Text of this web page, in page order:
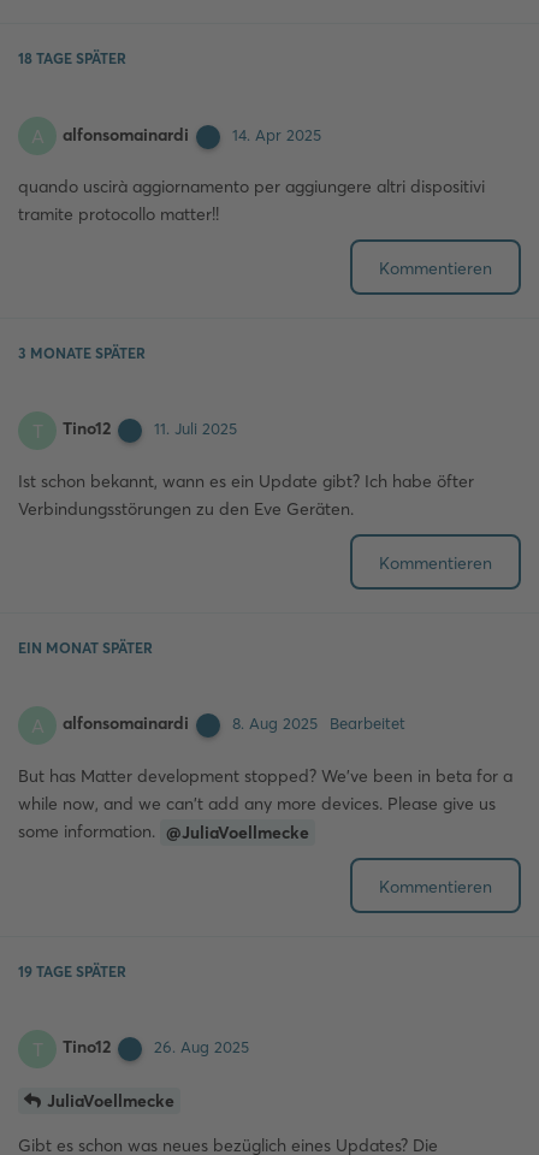
18 TAGE SPÄTER
A alfonsomainardi 14. Apr 2025
quando uscirà aggiornamento per aggiungere altri dispositivi
tramite protocollo matter!!
Kommentieren
3 MONATE SPÄTER
T Tino12 11. Juli 2025
Ist schon bekannt, wann es ein Update gibt? Ich habe öfter
Verbindungsstörungen zu den Eve Geräten.
Kommentieren
EIN MONAT SPÄTER
A alfonsomainardi 8. Aug 2025 Bearbeitet
But has Matter development stopped? We've been in beta for a
while now, and we can't add any more devices. Please give us
some information. @JuliaVoellmecke
Kommentieren
19 TAGE SPÄTER
T Tino12 26. Aug 2025
JuliaVoellmecke
Gibt es schon was neues bezüglich eines Updates? Die